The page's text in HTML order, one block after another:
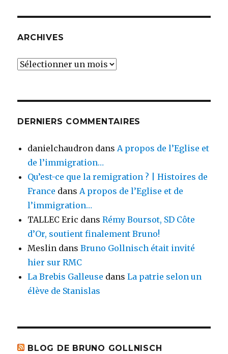
ARCHIVES
Archives
DERNIERS COMMENTAIRES
danielchaudron dansA propos de l’Eglise et
de l’immigration…
Qu’est-ce que la remigration ? | Histoires de
France dansA propos de l’Eglise et de
l’immigration…
TALLEC Eric dansRémy Boursot, SD Côte
d’Or, soutient finalement Bruno!
Meslin dansBruno Gollnisch était invité
hier sur RMC
La Brebis Galleuse dansLa patrie selon un
élève de Stanislas
BLOG DE BRUNO GOLLNISCH